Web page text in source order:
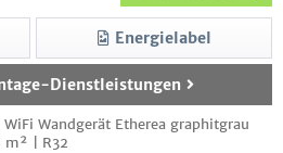
Energielabel
Dienstleistungen
Wandgerät Etherea graphitgrau
m² | R32